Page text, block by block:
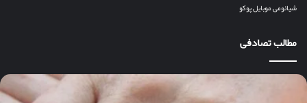
شیائومیموبایلپوکو
مطالب تصادفی